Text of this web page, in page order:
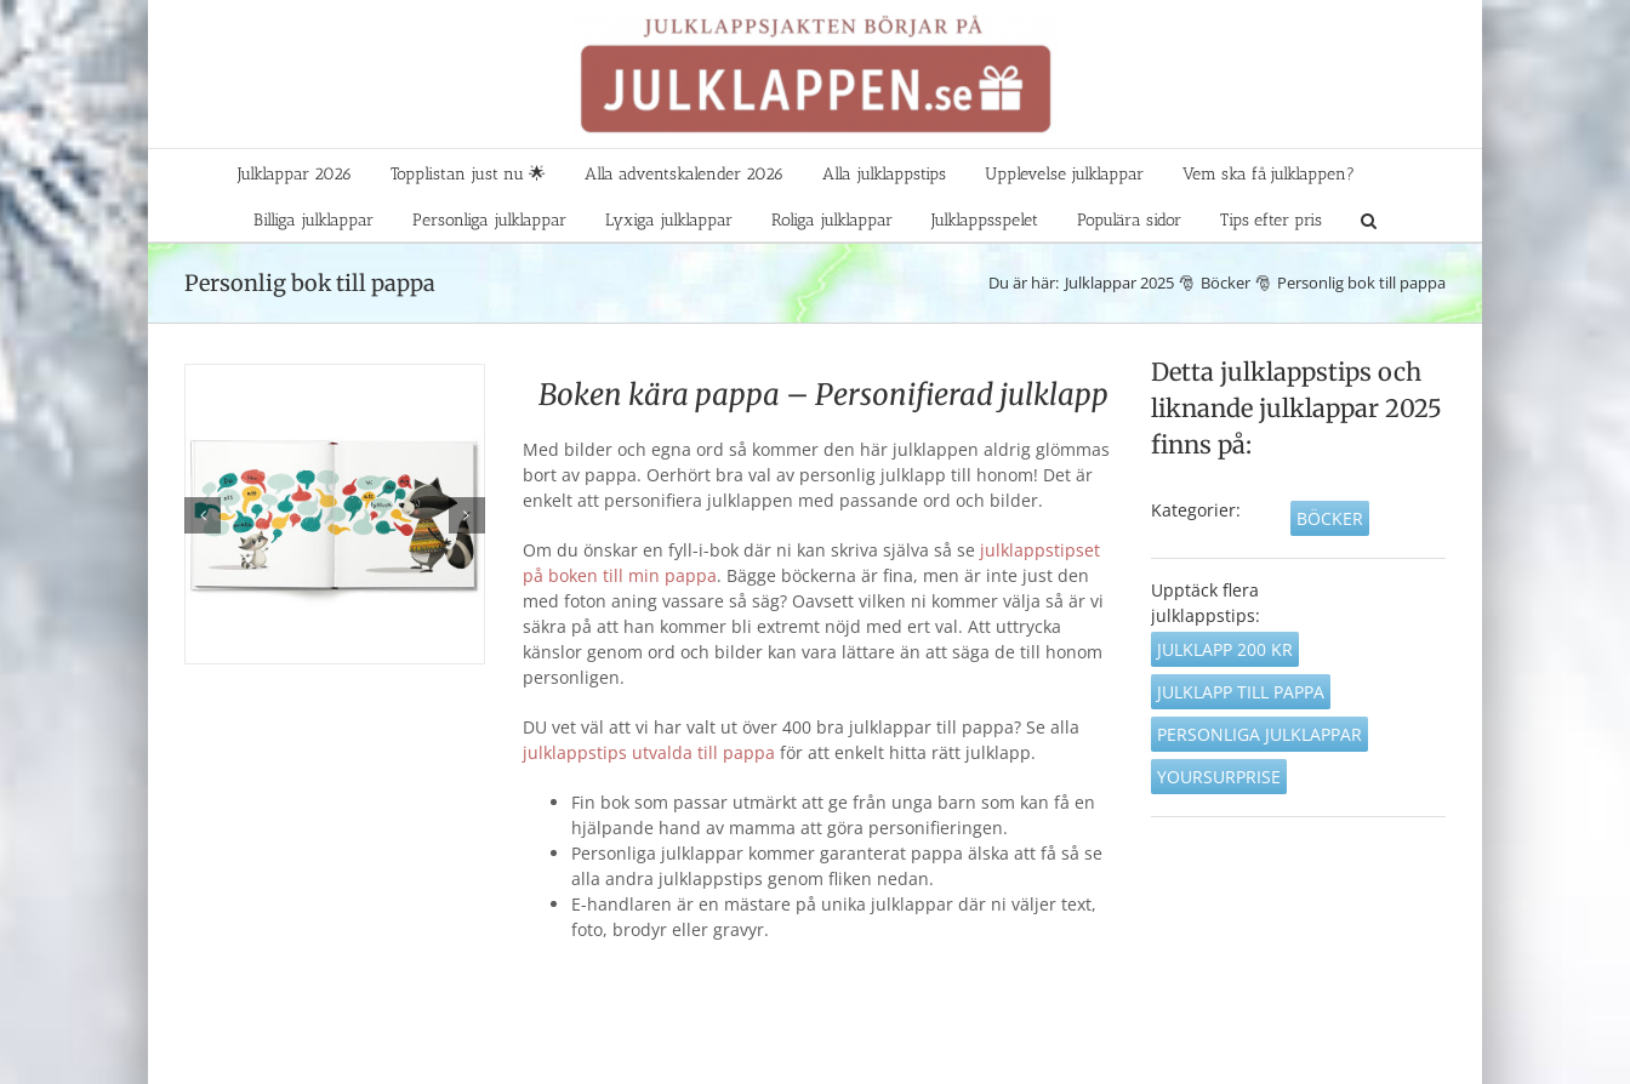
Fortsätt
innehållet
Julklappar 2026 Topplistan just nu 🌟 Alla adventskalender 2026 Alla julklappstips Upplevelse julklappar Vem ska få julklappen?
Billiga julklappar Personliga julklappar Lyxiga julklappar Roliga julklappar Julklappsspelet Populära sidor Tips efter pris
Personlig bok till pappa Du är här: Julklappar 2025 Böcker Personlig bok till pappa
Boken kära pappa – Personifierad julklapp
Med bilder och egna ord så kommer den här julklappen aldrig glömmas
bort av pappa. Oerhört bra val av personlig julklapp till honom! Det är
enkelt att personifiera julklappen med passande ord och bilder.
Om du önskar en fyll-i-bok där ni kan skriva själva så se julklappstipset
på boken till min pappa. Bägge böckerna är fina, men är inte just den
med foton aning vassare så säg? Oavsett vilken ni kommer välja så är vi
säkra på att han kommer bli extremt nöjd med ert val. Att uttrycka
känslor genom ord och bilder kan vara lättare än att säga de till honom
personligen.
DU vet väl att vi har valt ut över 400 bra julklappar till pappa? Se alla
julklappstips utvalda till pappa för att enkelt hitta rätt julklapp.
Fin bok som passar utmärkt att ge från unga barn som kan få en
hjälpande hand av mamma att göra personifieringen.
Personliga julklappar kommer garanterat pappa älska att få så se
alla andra julklappstips genom fliken nedan.
E-handlaren är en mästare på unika julklappar där ni väljer text,
foto, brodyr eller gravyr.
Detta julklappstips och
liknande julklappar 2025
finns på:
Kategorier: BÖCKER
Upptäck flera
julklappstips:
JULKLAPP 200 KR
JULKLAPP TILL PAPPA
PERSONLIGA JULKLAPPAR
YOURSURPRISE